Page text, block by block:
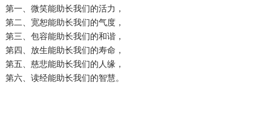
第一、微笑能助长我们的活力，
第二、宽恕能助长我们的气度，
第三、包容能助长我们的和谐，
第四、放生能助长我们的寿命，
第五、慈悲能助长我们的人缘，
第六、读经能助长我们的智慧。